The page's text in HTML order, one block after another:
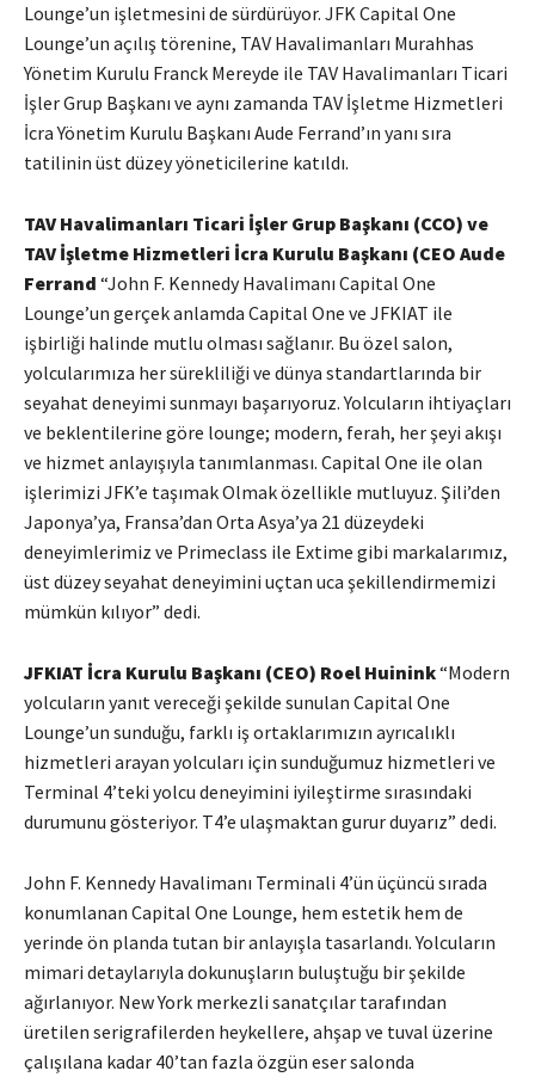
Lounge’un işletmesini de sürdürüyor. JFK Capital One
Lounge’un açılış törenine, TAV Havalimanları Murahhas
Yönetim Kurulu Franck Mereyde ile TAV Havalimanları Ticari
İşler Grup Başkanı ve aynı zamanda TAV İşletme Hizmetleri
İcra Yönetim Kurulu Başkanı Aude Ferrand’ın yanı sıra
tatilinin üst düzey yöneticilerine katıldı.
TAV Havalimanları Ticari İşler Grup Başkanı (CCO) ve
TAV İşletme Hizmetleri İcra Kurulu Başkanı (CEO Aude
Ferrand “John F. Kennedy Havalimanı Capital One
Lounge’un gerçek anlamda Capital One ve JFKIAT ile
işbirliği halinde mutlu olması sağlanır. Bu özel salon,
yolcularımıza her sürekliliği ve dünya standartlarında bir
seyahat deneyimi sunmayı başarıyoruz. Yolcuların ihtiyaçları
ve beklentilerine göre lounge; modern, ferah, her şeyi akışı
ve hizmet anlayışıyla tanımlanması. Capital One ile olan
işlerimizi JFK’e taşımak Olmak özellikle mutluyuz. Şili’den
Japonya’ya, Fransa’dan Orta Asya’ya 21 düzeydeki
deneyimlerimiz ve Primeclass ile Extime gibi markalarımız,
üst düzey seyahat deneyimini uçtan uca şekillendirmemizi
mümkün kılıyor” dedi.
JFKIAT İcra Kurulu Başkanı (CEO) Roel Huinink“Modern
yolcuların yanıt vereceği şekilde sunulan Capital One
Lounge’un sunduğu, farklı iş ortaklarımızın ayrıcalıklı
hizmetleri arayan yolcuları için sunduğumuz hizmetleri ve
Terminal 4’teki yolcu deneyimini iyileştirme sırasındaki
durumunu gösteriyor. T4’e ulaşmaktan gurur duyarız” dedi.
John F. Kennedy Havalimanı Terminali 4’ün üçüncü sırada
konumlanan Capital One Lounge, hem estetik hem de
yerinde ön planda tutan bir anlayışla tasarlandı. Yolcuların
mimari detaylarıyla dokunuşların buluştuğu bir şekilde
ağırlanıyor. New York merkezli sanatçılar tarafından
üretilen serigrafilerden heykellere, ahşap ve tuval üzerine
çalışılana kadar 40’tan fazla özgün eser salonda